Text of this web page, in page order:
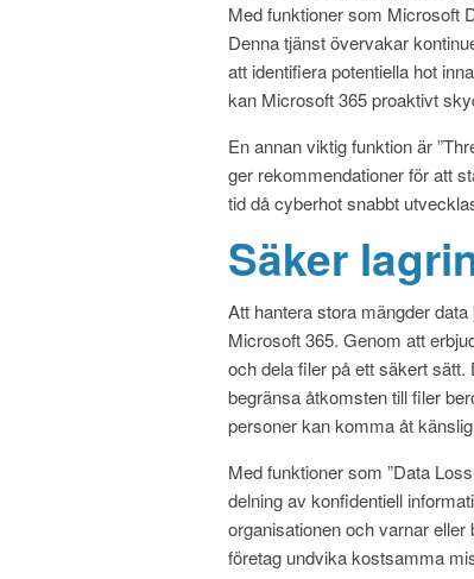
Med funktioner som Microsoft
Denna tjänst övervakar
att identifiera potentiella hot
kan Microsoft 365 proaktivt
En annan viktig funktion är
ger rekommendationer för att
tid då cyberhot snabbt
Säker
Att hantera stora mängder
Microsoft 365. Genom att
och dela filer på ett säkert
begränsa åtkomsten till filer
personer kan komma åt
Med funktioner som ”Data
delning av konfidentiell
organisationen och varnar
företag undvika kostsamma